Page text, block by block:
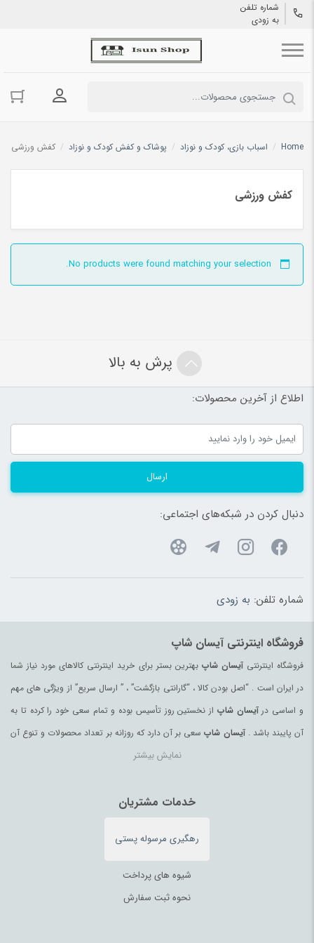
شماره تلفن
به زودی
ورود به
Home
/ اسباب بازی، کودک و نوزاد / پوشاک و کفش کودک و نوزاد / کفش ورزشی
کفش ورزشی
No products were found matching your selection.
پرش به بالا
اطلاع از آخرین محصولات:
ارسال
دنبال کردن در شبکه‌های اجتماعی:
شماره تلفن: به زودی
فروشگاه اینترنتی آیسان شاپ
فروشگاه اینترنتیآیسان شاپبهترین بستر برای خرید اینترنتی کالاهای مورد نیاز شما
در ایران است . “اصل بودن کالا ، “گارانتی بازگشت” ، ” ارسال سریع” از ویژگی های مهم
و اساسی درآیسان شاپ از نخستین روز تأسیس بوده و تمام سعی خود را کرده تا به
آن پایبند باشد .آیسان شاپ سعی بر آن دارد که روزانه بر تعداد محصولات و تنوع آن
بیفزاید تا بتواند نیاز همه ی افراد با هر نوع سلیقه را در خرید محصولات اینترنتی مرتفع
آیسان شاپحسب مورد دارای مجوز های لازم از مراجع
مربوطه می باشند و فعالیتهای این سایت تابع قوانین و مقررات جمهوری اسلامی ایران
نمایش بیشتر
خدمات مشتریان
رهگیری مرسوله پستی
شیوه های پرداخت
نحوه ثبت سفارش